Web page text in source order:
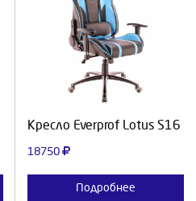
Кресло Everprof Lotus S16
18750
Подробнее
Выберите количество:
Продолжить